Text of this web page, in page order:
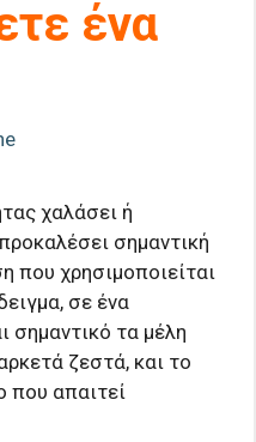
ένα
χαλάσει ή
σημαντική
που χρησιμοποιείται
σε ένα
σημαντικό τα μέλη
ζεστά, και το
που απαιτεί